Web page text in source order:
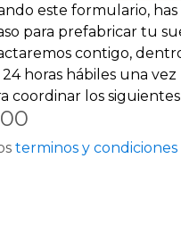
este formulario, has
para prefabricar tu
contigo,
horas hábiles una vez
coordinar los siguientes
terminos y condiciones